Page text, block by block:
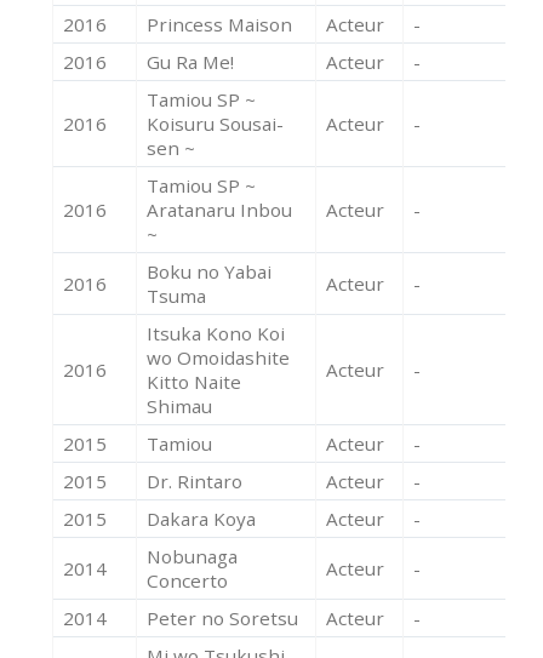
2016 Princess Maison Acteur
-
2016
Gu Ra Me! Acteur -
2016
Tamiou SP ~
Koisuru Sousai-
sen ~
Acteur -
2016
Tamiou SP ~
Aratanaru Inbou
~
Acteur -
2016
Boku no Yabai
Tsuma
Acteur -
2016
Itsuka Kono Koi
wo Omoidashite
Kitto Naite
Shimau
Acteur -
2015 Tamiou Acteur
-
2015
Dr. Rintaro Acteur
-
2015
Dakara Koya Acteur -
2014
Nobunaga
Concerto
Acteur -
2014 Peter no Soretsu Acteur -